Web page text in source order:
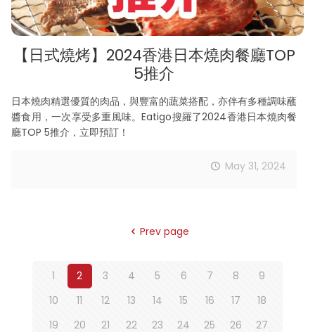
【日式燒烤】2024香港日本燒肉餐廳TOP
5推介
日本燒肉精選優質的肉品，與豐富的蔬菜搭配，亦伴有多種調味蘸
醬食用，一次享受多重風味。Eatigo搜羅了2024香港日本燒肉餐
廳TOP 5推介，立即預訂！
May 31, 2024
Prev page
1 2 3 4 5 6 7 8
9
10
11 12 13 14 15 16 17
18
19
20 21 22 23 24 25 26 27